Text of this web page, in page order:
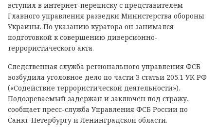
вступил в интернет-переписку с представителем
Главного управления разведки Министерства обороны
Украины. По указанию куратора он занимался
подготовкой к совершению диверсионно-
террористического акта.
Следственная служба регионального управления ФСБ
возбудила уголовное дело по части 3 статьи 205.1 УК РФ
(«Содействие террористической деятельности»).
Подозреваемый задержан и заключен под стражу,
сообщает пресс-служба Управления ФСБ России по
Санкт-Петербургу и Ленинградской области.